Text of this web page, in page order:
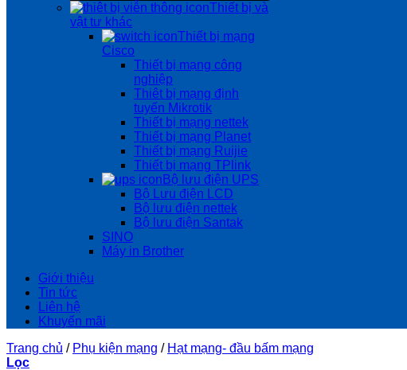
Thiết bị và
vật tư khác
Thiết bị mạng
Cisco
Thiết bị mạng công
nghiệp
Thiêt bị mạng định
tuyến Mikrotik
Thiết bị mạng nettek
Thiết bị mạng Planet
Thiết bị mạng Ruijie
Thiết bị mạng TPlink
Bộ lưu điện UPS
Bộ Lưu điện LCD
Bộ lưu điện nettek
Bộ lưu điện Santak
SINO
Máy in Brother
Giới thiệu
Tin tức
Liên hệ
Khuyến mãi
Trang chủ / Phụ kiện mạng / Hạt mạng- đầu bấm mạng
Lọc